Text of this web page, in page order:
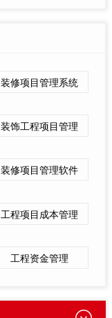
装修项目管理系统
装饰工程项目管理
装修项目管理软件
工程项目成本管理
工程资金管理